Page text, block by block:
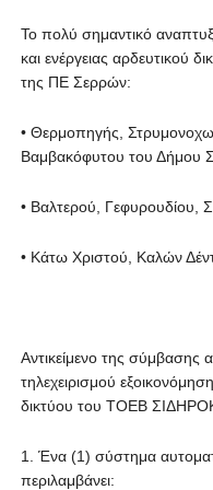
Το πολύ σημαντικό
και ενέργειας αρδευτικού
της ΠΕ Σερρών:
• Θερμοπηγής,
Βαμβακόφυτου του Δήμου
• Βαλτερού, Γεφυρουδίου,
• Κάτω Χριστού, Καλών
Αντικείμενο της σύμβασης
τηλεχειρισμού
δικτύου του TOEB
1. Ένα (1) σύστημα
περιλαμβάνει: